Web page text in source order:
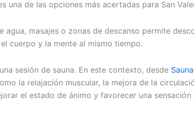
una de las opciones más acertadas para San
agua, masajes o zonas de descanso permite
cuerpo y la mente al mismo tiempo.
sesión de sauna. En este contexto, desde
la relajación muscular, la mejora de la
el estado de ánimo y favorecer una